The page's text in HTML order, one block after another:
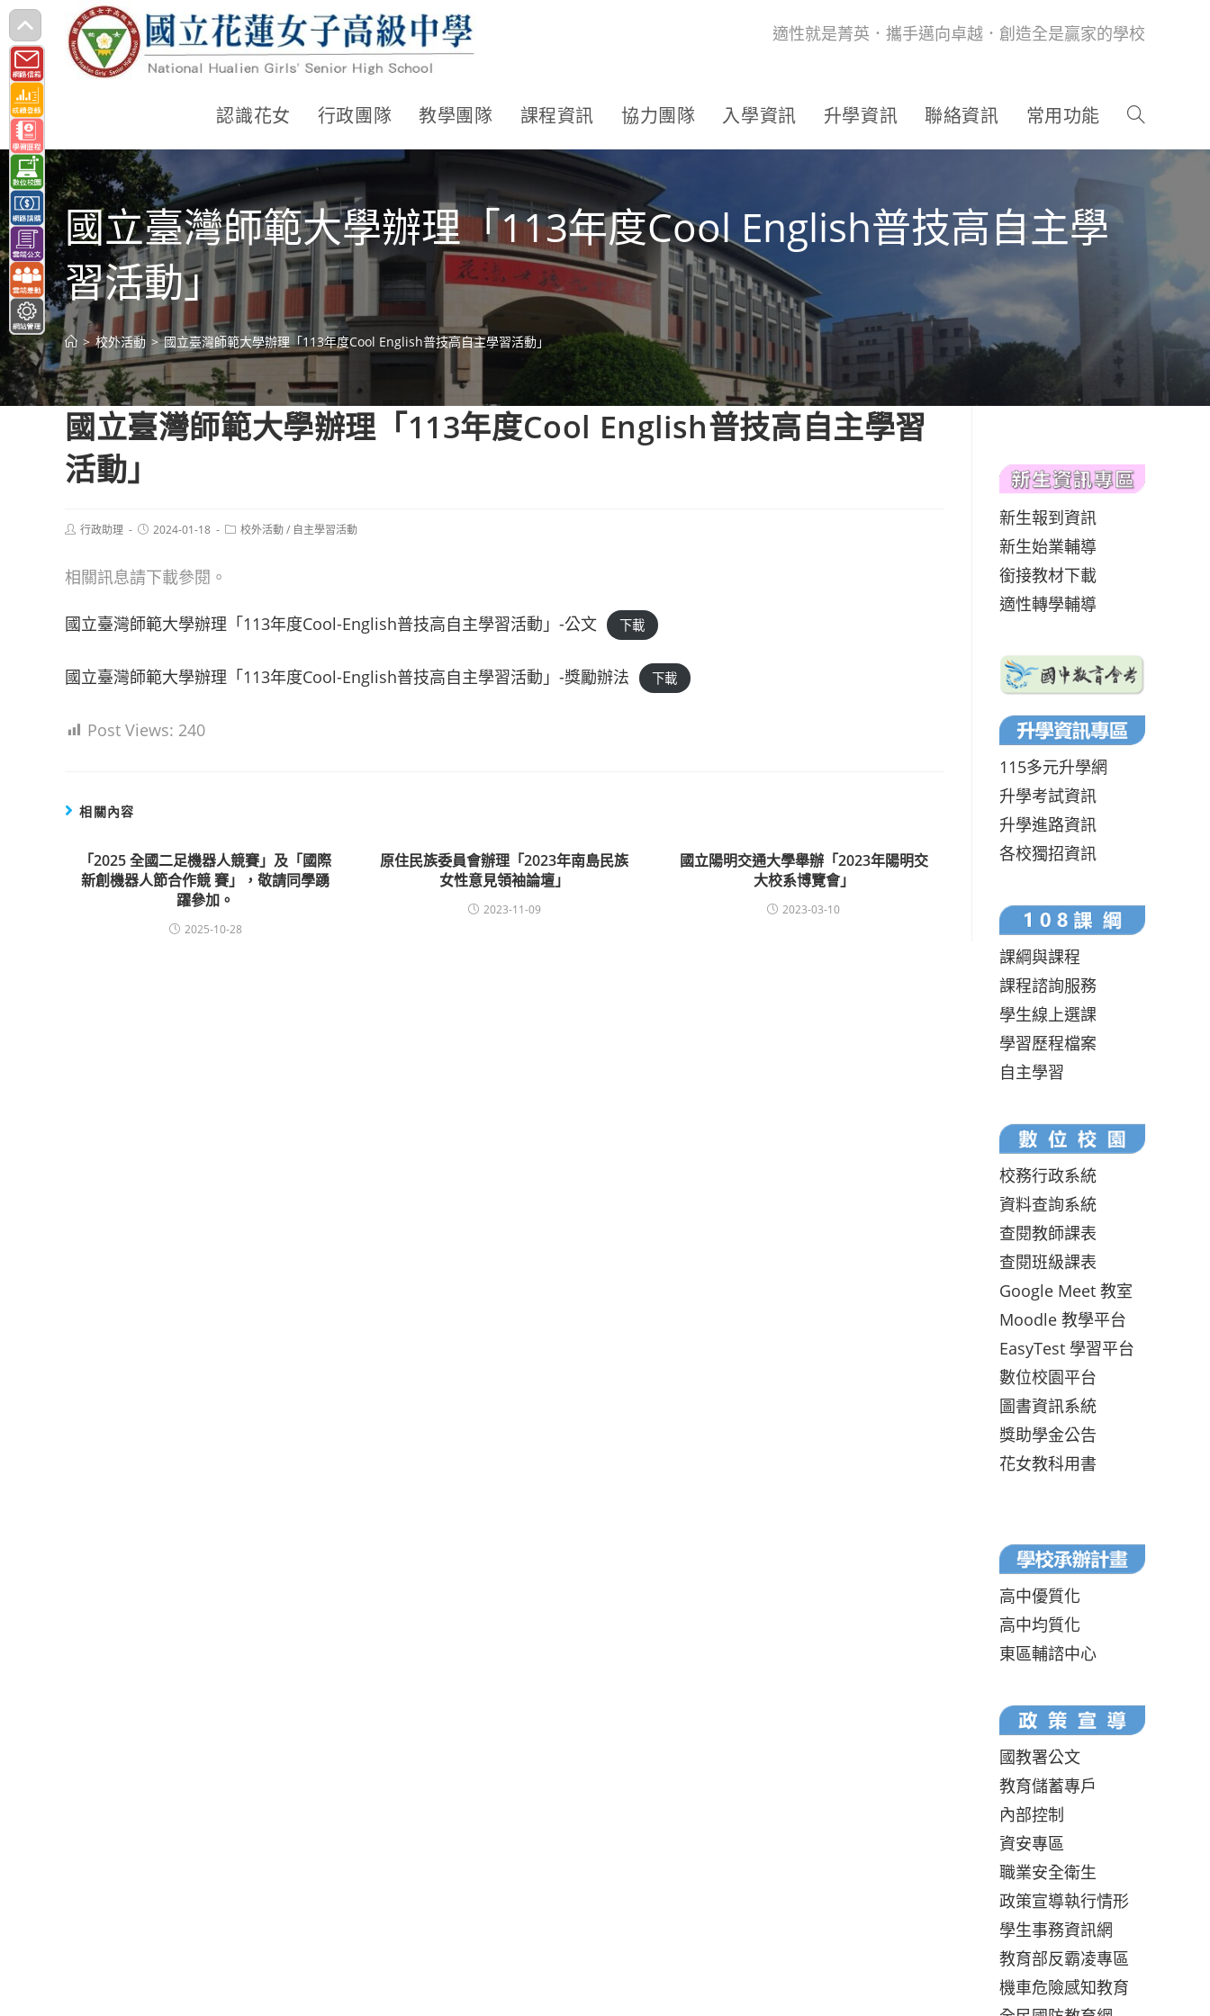
跳
轉
至
主
要
內
容
適性就是菁英．攜手邁向卓越．創造全是贏家的學校
認識花女 行政團隊 教學團隊 課程資訊 協力團隊 入學資訊 升學資訊 聯絡資訊 常用功能
國立臺灣師範大學辦理「113年度Cool English普技高自主學
習活動」
> 校外活動 > 國立臺灣師範大學辦理「113年度Cool English普技高自主學習活動」
國立臺灣師範大學辦理「113年度Cool English普技高自主學習
活動」
Post行政助理
Post2024-01-18
Post校外活動/ 自主學習活動
相關訊息請下載參閱。
國立臺灣師範大學辦理「113年度Cool-English普技高自主學習活動」-公文 下載
國立臺灣師範大學辦理「113年度Cool-English普技高自主學習活動」-獎勵辦法 下載
Post Views: 240
相關內容
「2025 全國二足機器人競賽」及「國際
新創機器人節合作競 賽」，敬請同學踴
躍參加。
2025-10-28
原住民族委員會辦理「2023年南島民族
女性意見領袖論壇」
2023-11-09
國立陽明交通大學舉辦「2023年陽明交
大校系博覽會」
2023-03-10
新生報到資訊
新生始業輔導
銜接教材下載
適性轉學輔導
115多元升學網
升學考試資訊
升學進路資訊
各校獨招資訊
課綱與課程
課程諮詢服務
學生線上選課
學習歷程檔案
自主學習
校務行政系統
資料查詢系統
查閱教師課表
查閱班級課表
Google Meet 教室
Moodle 教學平台
EasyTest 學習平台
數位校園平台
圖書資訊系統
獎助學金公告
花女教科用書
高中優質化
高中均質化
東區輔諮中心
國教署公文
教育儲蓄專戶
內部控制
資安專區
職業安全衛生
政策宣導執行情形
學生事務資訊網
教育部反霸凌專區
機車危險感知教育